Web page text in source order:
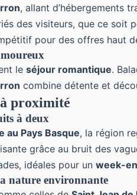
, allant d’hébergements
des visiteurs, que ce soit
pour des offres haut
le séjour romantique.
combine détente et
proximité
à deux
Pays Basque, la région
grâce au bruit des
idéales pour un week-
nature environnante